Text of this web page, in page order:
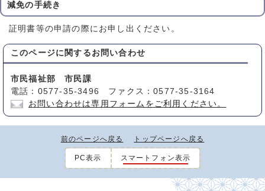
減免の手続き
証明書等の申請の際にお申し出ください。
このページに関する お問い合わせ
市民福祉部 市民課
電話：0577-35-3496 ファクス：0577-35-3164
お問い合わせは専用フォームをご利用ください。
前のページへ戻る トップページへ戻る
PC表示 スマートフォン表示